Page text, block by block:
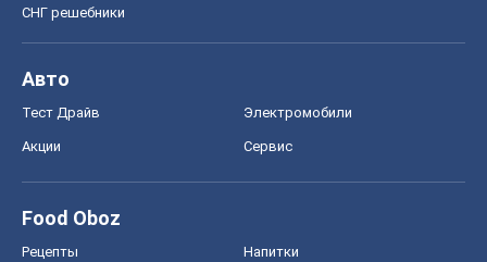
СНГ решебники
Авто
Тест Драйв Электромобили
Акции Сервис
Food Oboz
Рецепты Напитки